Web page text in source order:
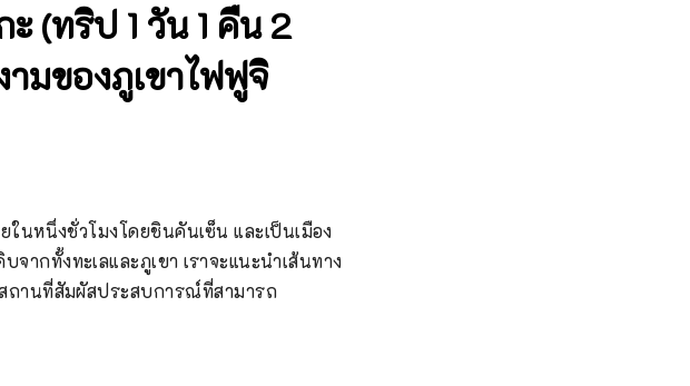
(ทริป 1 วัน 1 คืน 2
มของภูเขาไฟฟูจิ
ในหนึ่งชั่วโมงโดยชินคันเซ็น และเป็นเมือง
กทั้งทะเลและภูเขา เราจะแนะนำเส้นทาง
ถานที่สัมผัสประสบการณ์ที่สามารถ